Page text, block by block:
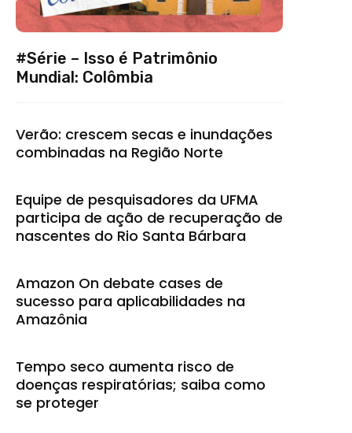
#Série – Isso é Patrimônio
Mundial: Colômbia
Verão: crescem secas e inundações
combinadas na Região Norte
Equipe de pesquisadores da UFMA
participa de ação de recuperação de
nascentes do Rio Santa Bárbara
Amazon On debate cases de
sucesso para aplicabilidades na
Amazônia
Tempo seco aumenta risco de
doenças respiratórias; saiba como
se proteger